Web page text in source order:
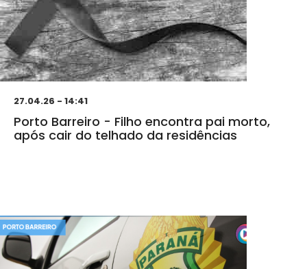
27.04.26 - 14:41
Porto Barreiro - Filho encontra pai morto,
após cair do telhado da residências